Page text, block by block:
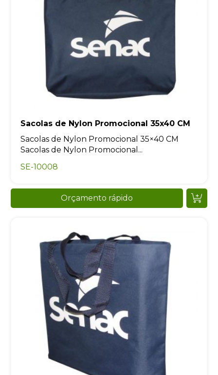
Sacolas de Nylon Promocional 35x40 CM
Sacolas de Nylon Promocional 35×40 CM
Sacolas de Nylon Promocional...
SE-10008
Orçamento rápido